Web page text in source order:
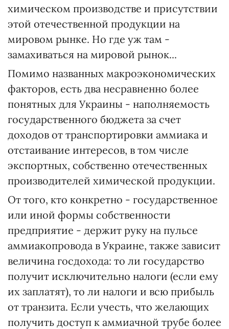
химическом производстве и присутствии
этой отечественной продукции на
мировом рынке. Но где уж там -
замахиваться на мировой рынок...
Помимо названных макроэкономических
факторов, есть два несравненно более
понятных для Украины - наполняемость
государственного бюджета за счет
доходов от транспортировки аммиака и
отстаивание интересов, в том числе
экспортных, собственно отечественных
производителей химической продукции.
От того, кто конкретно - государственное
или иной формы собственности
предприятие - держит руку на пульсе
аммиакопровода в Украине, также зависит
величина госдохода: то ли государство
получит исключительно налоги (если ему
их заплатят), то ли налоги и всю прибыль
от транзита. Если учесть, что желающих
получить доступ к аммиачной трубе более